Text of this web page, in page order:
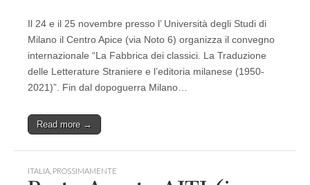
Il 24 e il 25 novembre presso l’ Università degli Studi di
Milano il Centro Apice (via Noto 6) organizza il convegno
internazionale “La Fabbrica dei classici. La Traduzione
delle Letterature Straniere e l’editoria milanese (1950-
2021)”. Fin dal dopoguerra Milano…
Read more →
ITALIA PROSSIMAMENTE